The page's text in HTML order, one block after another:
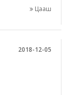
Цааш
2018-12-05